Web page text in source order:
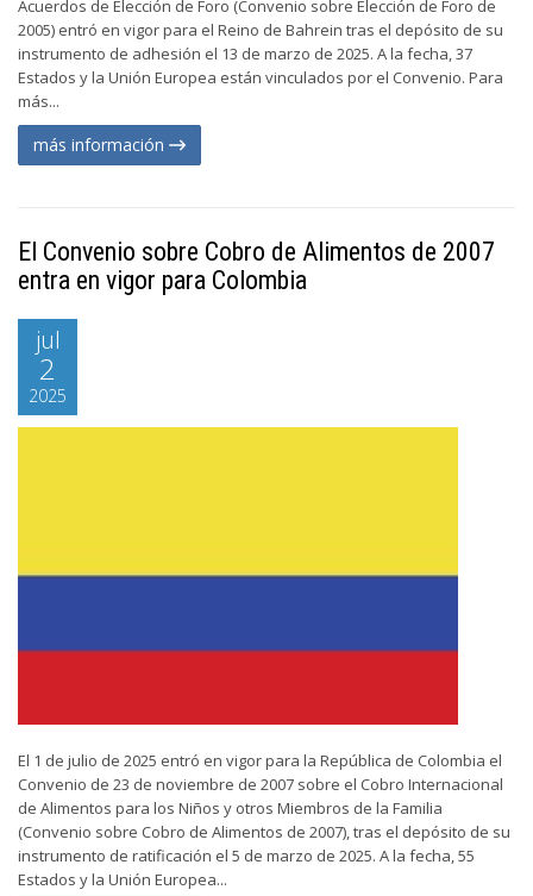
Acuerdos de Elección de Foro (Convenio sobre Elección de Foro de
2005) entró en vigor para el Reino de Bahrein tras el depósito de su
instrumento de adhesión el 13 de marzo de 2025. A la fecha, 37
Estados y la Unión Europea están vinculados por el Convenio. Para
más...
más información
El Convenio sobre Cobro de Alimentos de 2007
entra en vigor para Colombia
jul
2
2025
El 1 de julio de 2025 entró en vigor para la República de Colombia el
Convenio de 23 de noviembre de 2007 sobre el Cobro Internacional
de Alimentos para los Niños y otros Miembros de la Familia
(Convenio sobre Cobro de Alimentos de 2007), tras el depósito de su
instrumento de ratificación el 5 de marzo de 2025. A la fecha, 55
Estados y la Unión Europea...